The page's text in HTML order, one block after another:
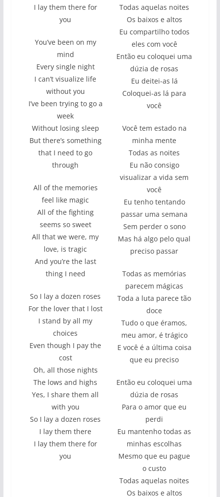
I lay them there for
you
You’ve been on my
mind
Every single night
I can’t visualize life
without you
I’ve been trying to go a
week
Without losing sleep
But there’s something
that I need to go
through
All of the memories
feel like magic
All of the fighting
seems so sweet
All that we were, my
love, is tragic
And you’re the last
thing I need
So I lay a dozen roses
For the lover that I lost
I stand by all my
choices
Even though I pay the
cost
Oh, all those nights
The lows and highs
Yes, I share them all
with you
So I lay a dozen roses
I lay them there
I lay them there for
you
Todas aquelas noites
Os baixos e altos
Eu compartilho todos
eles com você
Então eu coloquei uma
dúzia de rosas
Eu deitei-as lá
Coloquei-as lá para
você
Você tem estado na
minha mente
Todas as noites
Eu não consigo
visualizar a vida sem
você
Eu tenho tentando
passar uma semana
Sem perder o sono
Mas há algo pelo qual
preciso passar
Todas as memórias
parecem mágicas
Toda a luta parece tão
doce
Tudo o que éramos,
meu amor, é trágico
E você é a última coisa
que eu preciso
Então eu coloquei uma
dúzia de rosas
Para o amor que eu
perdi
Eu mantenho todas as
minhas escolhas
Mesmo que eu pague
o custo
Todas aquelas noites
Os baixos e altos